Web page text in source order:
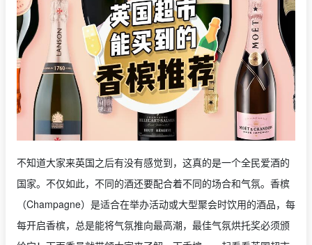
不知道大家来英国之后有没有感觉到，这真的是一个全民爱酒的
国家。不仅如此，不同的酒还要配合着不同的场合和气氛。香槟
（Champagne）是适合在举办活动或大型聚会时饮用的酒品，每
每开启香槟，总是能将气氛推向最高潮，最佳气氛烘托奖必须颁